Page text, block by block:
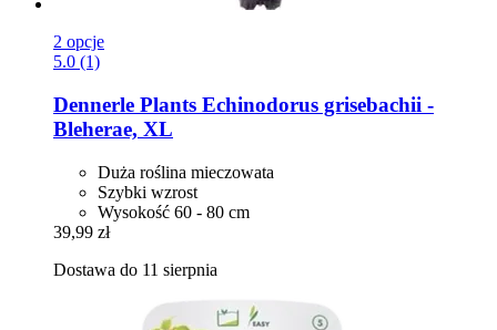
2 opcje
5.0 (1)
Dennerle Plants Echinodorus grisebachii -​
Bleherae, XL
Duża roślina mieczowata
Szybki wzrost
Wysokość 60 - 80 cm
39,99 zł
Dostawa do 11 sierpnia